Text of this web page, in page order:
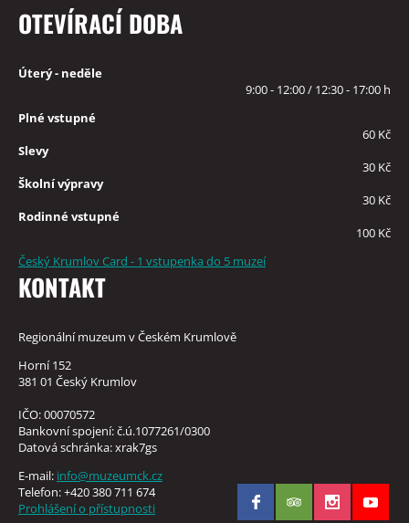
OTEVÍRACÍ DOBA
Úterý - neděle
9:00 - 12:00 / 12:30 - 17:00 h
Plné vstupné
60 Kč
Slevy
30 Kč
Školní výpravy
30 Kč
Rodinné vstupné
100 Kč
Český Krumlov Card - 1 vstupenka do 5 muzeí
KONTAKT
Regionální muzeum v Českém Krumlově
Horní 152
381 01 Český Krumlov
IČO: 00070572
Bankovní spojení: č.ú.1077261/0300
Datová schránka: xrak7gs
E-mail: info@muzeumck.cz
Telefon: +420 380 711 674
Prohlášení o přístupnosti